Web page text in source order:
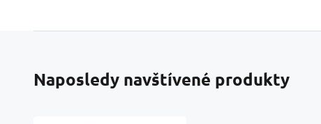
Naposledy navštívené produkty